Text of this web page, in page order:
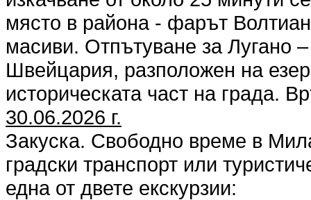
място в района - фарът
масиви. Отпътуване за Лугано
Швейцария, разположен на
историческата част на града.
30.06.2026 г.
Закуска. Свободно време в
градски транспорт или
една от двете екскурзии: